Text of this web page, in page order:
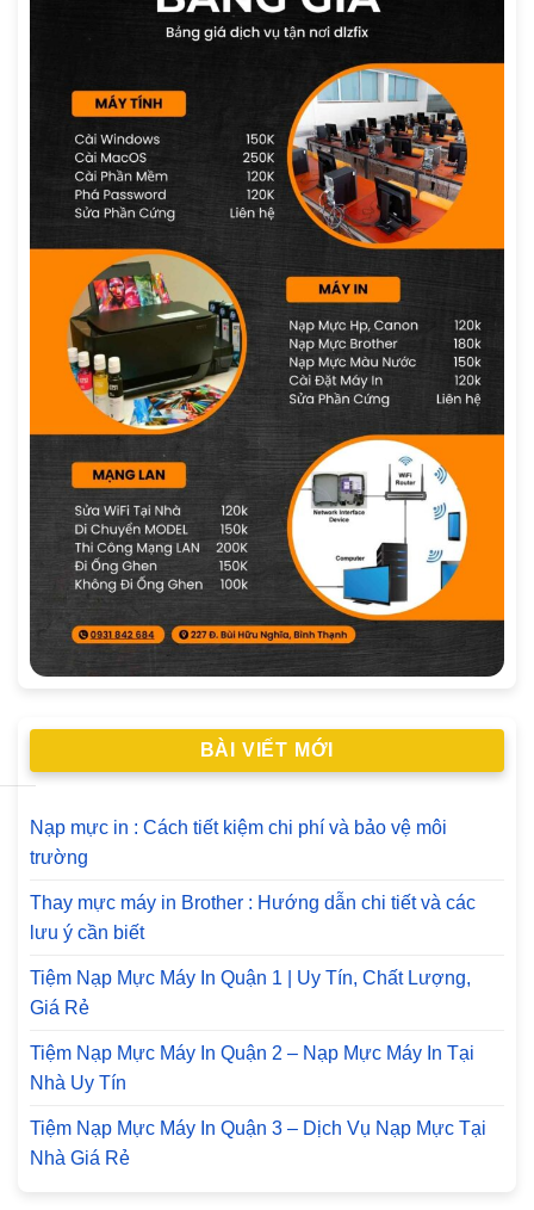
BÀI VIẾT MỚI
Nạp mực in : Cách tiết kiệm chi phí và bảo vệ môi
trường
Thay mực máy in Brother : Hướng dẫn chi tiết và các
lưu ý cần biết
Tiệm Nạp Mực Máy In Quận 1 | Uy Tín, Chất Lượng,
Giá Rẻ
Tiệm Nạp Mực Máy In Quận 2 – Nạp Mực Máy In Tại
Nhà Uy Tín
Tiệm Nạp Mực Máy In Quận 3 – Dịch Vụ Nạp Mực Tại
Nhà Giá Rẻ